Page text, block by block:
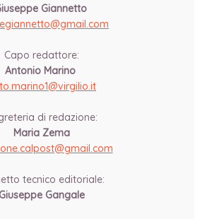
Giannetto
Capo redattore:
Antonio Marino
di redazione:
Maria Zema
gmail.com
tecnico editoriale:
Giuseppe Gangale